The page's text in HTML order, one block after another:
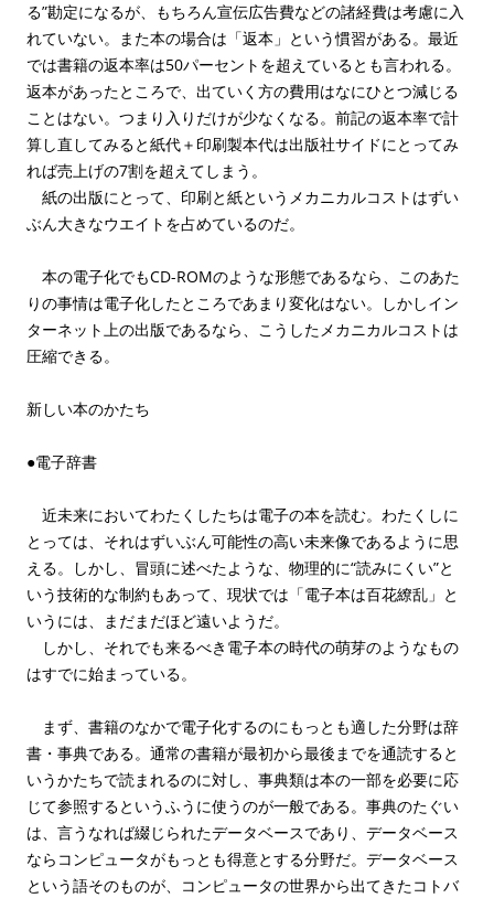
る”勘定になるが、もちろん宣伝広告費などの諸経費は考慮に入
れていない。また本の場合は「返本」という慣習がある。最近
では書籍の返本率は50パーセントを超えているとも言われる。
返本があったところで、出ていく方の費用はなにひとつ減じる
ことはない。つまり入りだけが少なくなる。前記の返本率で計
算し直してみると紙代＋印刷製本代は出版社サイドにとってみ
れば売上げの7割を超えてしまう。
紙の出版にとって、印刷と紙というメカニカルコストはずい
ぶん大きなウエイトを占めているのだ。
本の電子化でもCD-ROMのような形態であるなら、このあた
りの事情は電子化したところであまり変化はない。しかしイン
ターネット上の出版であるなら、こうしたメカニカルコストは
圧縮できる。
新しい本のかたち
●電子辞書
近未来においてわたくしたちは電子の本を読む。わたくしに
とっては、それはずいぶん可能性の高い未来像であるように思
える。しかし、冒頭に述べたような、物理的に“読みにくい”と
いう技術的な制約もあって、現状では「電子本は百花繚乱」と
いうには、まだまだほど遠いようだ。
しかし、それでも来るべき電子本の時代の萌芽のようなもの
はすでに始まっている。
まず、書籍のなかで電子化するのにもっとも適した分野は辞
書・事典である。通常の書籍が最初から最後までを通読すると
いうかたちで読まれるのに対し、事典類は本の一部を必要に応
じて参照するというふうに使うのが一般である。事典のたぐい
は、言うなれば綴じられたデータベースであり、データベース
ならコンピュータがもっとも得意とする分野だ。データベース
という語そのものが、コンピュータの世界から出てきたコトバ